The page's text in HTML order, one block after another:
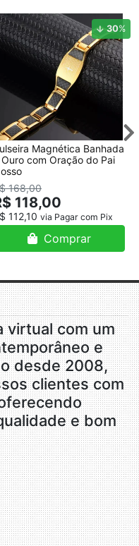
30%
Magnética Banhada
com Oração do Pai
168,00
118,00
112,10 via Pagar com Pix
Comprar
virtual com um
e
desde 2008,
clientes com
e bom